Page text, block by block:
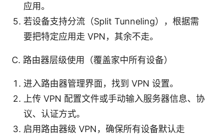
应用。
若设备支持分流（Split Tunneling），根据需
要把特定应用走 VPN，其余不走。
C. 路由器层级使用（覆盖家中所有设备）
进入路由器管理界面，找到 VPN 设置。
上传 VPN 配置文件或手动输入服务器信息、协
议、认证方式。
启用路由器级 VPN，确保所有设备默认走